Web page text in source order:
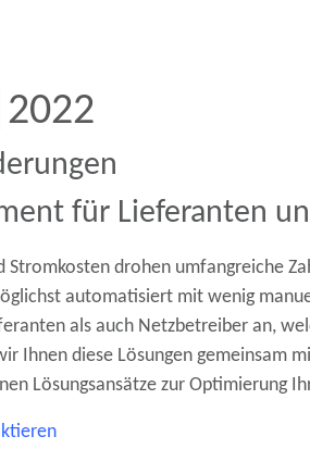
für Lieferanten
drohen umfangreiche
automatisiert mit wenig
als auch Netzbetreiber an,
Ihnen diese Lösungen gemeinsam
Lösungsansätze zur Optimierung